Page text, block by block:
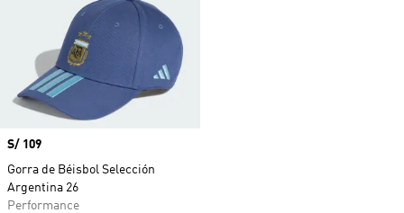
Precio
S/ 109
Gorra de Béisbol Selección
Argentina 26
Performance